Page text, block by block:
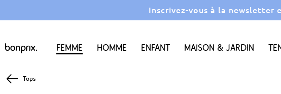
Inscrivez-vous à la newsletter
Femme Homme Enfant Maison & Jardin
Tops